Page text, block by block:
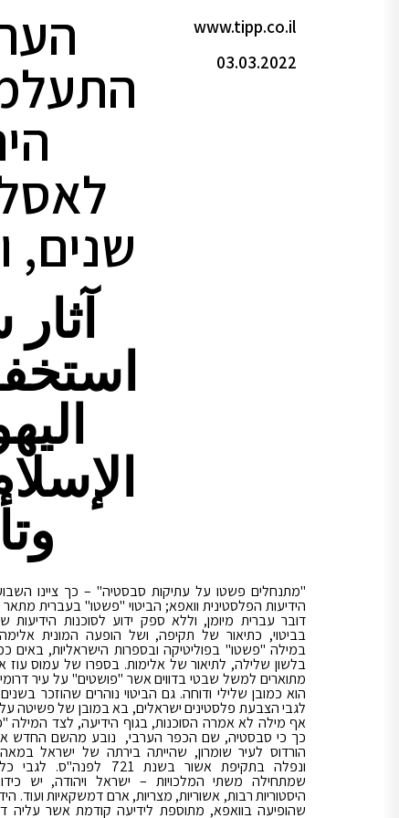
www.tipp.co.il
03.03.2022
"מתנחלים פשטו על עתיקות סבסטיה" – כך ציינו
הידיעות הפלסטינית וואפא; הביטוי "פשטו" בעברית מתאר
דובר עברית מיומן, וללא ספק ידוע לסוכנות
בביטוי, כתיאור של תקיפה, ושל הופעה המונית
במילה "פשטו" בפוליטיקה ובספרות הישראליות, באים
בלשון שלילה, לתיאור של אלימות. בספרו של עמוס עוז
מתוארים למשל שבטי בדווים אשר "פושטים" על עיר
הוא כמובן שלילי ודוחה. גם הביטוי נוהרים שהוזכר
לגבי הצבעת פלסטינים ישראלים, בא במובן של פשיטה
אף מילה לא אמרה הסוכנות, בגוף הידיעה, לצד המילה
כך כי סבסטיה, שם הכפר הערבי, נובע מהשם החדש
הורדוס לעיר שומרון, שהייתה בירתה של ישראל
ונפלה בתקיפת אשור בשנת 721
שמתחילה משתי המלכויות – ישראל ויהודה, יש
היסטוריות רבות, אשוריות, מצריות, ארם דמשקאיות ועוד.
שהופיעה בוואפא, מתוספת לידיעה קודמת אשר עליה